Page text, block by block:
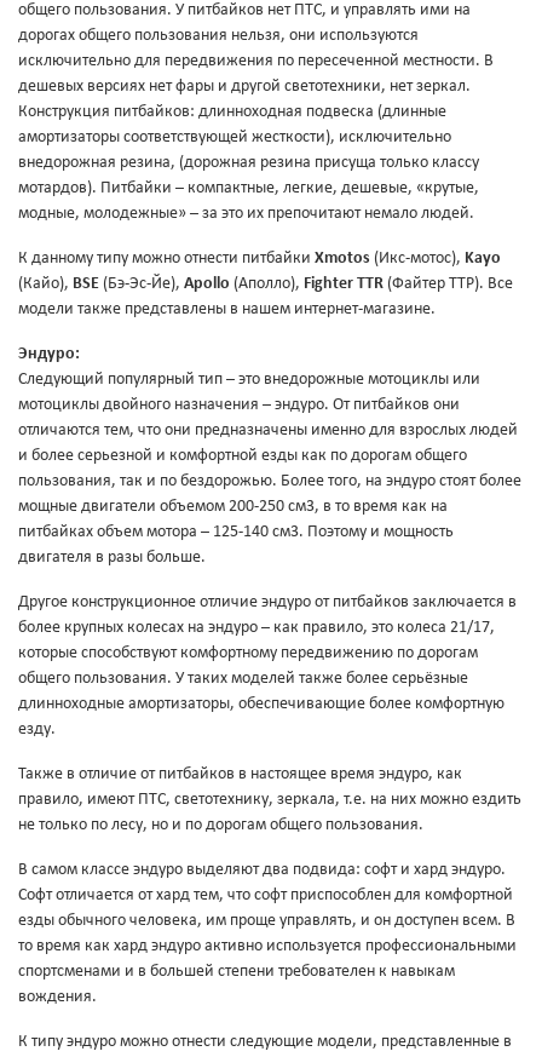
общего пользования. У питбайков нет ПТС, и управлять ими на
дорогах общего пользования нельзя, они используются
исключительно для передвижения по пересеченной местности. В
дешевых версиях нет фары и другой светотехники, нет зеркал.
Конструкция питбайков: длинноходная подвеска (длинные
амортизаторы соответствующей жесткости), исключительно
внедорожная резина, (дорожная резина присуща только классу
мотардов). Питбайки – компактные, легкие, дешевые, «крутые,
модные, молодежные» – за это их препочитают немало людей.
К данному типу можно отнести питбайки Xmotos (Икс-мотос), Kayo
(Кайо), BSE (Бэ-Эс-Йе), Apollo (Аполло), Fighter TTR (Файтер ТТР). Все
модели также представлены в нашем интернет-магазине.
Эндуро:
Следующий популярный тип – это внедорожные мотоциклы или
мотоциклы двойного назначения – эндуро. От питбайков они
отличаются тем, что они предназначены именно для взрослых людей
и более серьезной и комфортной езды как по дорогам общего
пользования, так и по бездорожью. Более того, на эндуро стоят более
мощные двигатели объемом 200-250 см3, в то время как на
питбайках объем мотора – 125-140 см3. Поэтому и мощность
двигателя в разы больше.
Другое конструкционное отличие эндуро от питбайков заключается в
более крупных колесах на эндуро – как правило, это колеса 21/17,
которые способствуют комфортному передвижению по дорогам
общего пользования. У таких моделей также более серьёзные
длинноходные амортизаторы, обеспечивающие более комфортную
езду.
Также в отличие от питбайков в настоящее время эндуро, как
правило, имеют ПТС, светотехнику, зеркала, т.е. на них можно ездить
не только по лесу, но и по дорогам общего пользования.
В самом классе эндуро выделяют два подвида: софт и хард эндуро.
Софт отличается от хард тем, что софт приспособлен для комфортной
езды обычного человека, им проще управлять, и он доступен всем. В
то время как хард эндуро активно используется профессиональными
спортсменами и в большей степени требователен к навыкам
вождения.
К типу эндуро можно отнести следующие модели, представленные в